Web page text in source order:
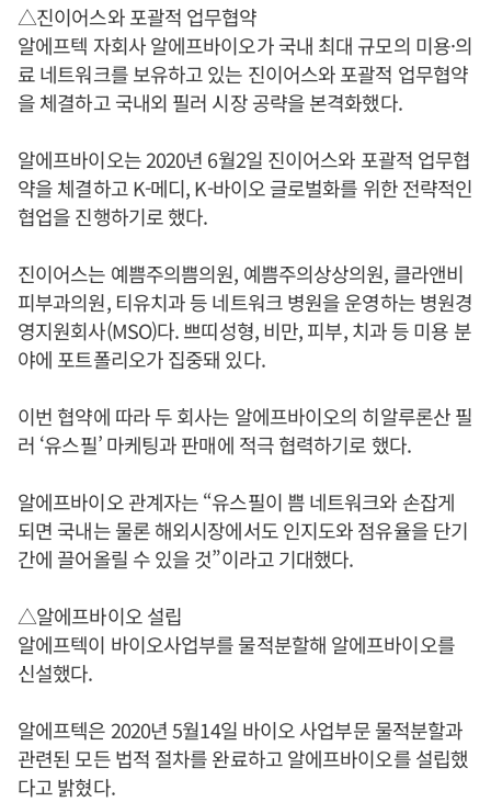
△진이어스와 포괄적 업무협약
알에프텍 자회사 알에프바이오가 국내 최대 규모의 미용·의
료 네트워크를 보유하고 있는 진이어스와 포괄적 업무협약
을 체결하고 국내외 필러 시장 공략을 본격화했다.
알에프바이오는 2020년 6월2일 진이어스와 포괄적 업무협
약을 체결하고 K-메디, K-바이오 글로벌화를 위한 전략적인
협업을 진행하기로 했다.
진이어스는 예쁨주의쁨의원, 예쁨주의상상의원, 클라앤비
피부과의원, 티유치과 등 네트워크 병원을 운영하는 병원경
영지원회사(MSO)다. 쁘띠성형, 비만, 피부, 치과 등 미용 분
야에 포트폴리오가 집중돼 있다.
이번 협약에 따라 두 회사는 알에프바이오의 히알루론산 필
러 ‘유스필’ 마케팅과 판매에 적극 협력하기로 했다.
알에프바이오 관계자는 “유스필이 쁨 네트워크와 손잡게
되면 국내는 물론 해외시장에서도 인지도와 점유율을 단기
간에 끌어올릴 수 있을 것”이라고 기대했다.
△알에프바이오 설립
알에프텍이 바이오사업부를 물적분할해 알에프바이오를
신설했다.
알에프텍은 2020년 5월14일 바이오 사업부문 물적분할과
관련된 모든 법적 절차를 완료하고 알에프바이오를 설립했
다고 밝혔다.